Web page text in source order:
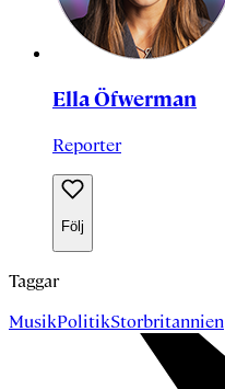
Ella Öfwerman
Reporter
Följ
Taggar
MusikPolitikStorbritannien